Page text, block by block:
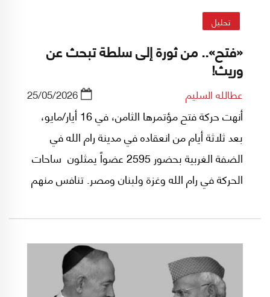
تحليل
«فتح».. من ثورة إلى سلطة تبحث عن
وريث!
عطالله السليم 25/05/2026
أنهت حركة فتح مؤتمرها الثامن، في 16 أيار/مايو،
بعد ثلاثة أيام من انعقاده في مدينة رام الله في
الضفة الغربية بحضور 2595 عضواً يمثلون ساحات
الحركة في رام الله وغزة ولبنان ومصر. تنافس منهم
عضواً على 80 مقعداً في المجلس الثوري للحركة.